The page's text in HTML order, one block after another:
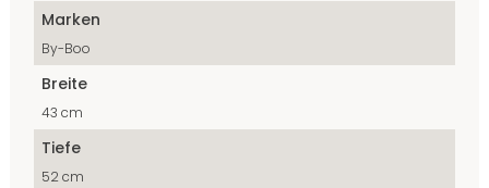
Marken
By-Boo
Breite
43 cm
Tiefe
52 cm